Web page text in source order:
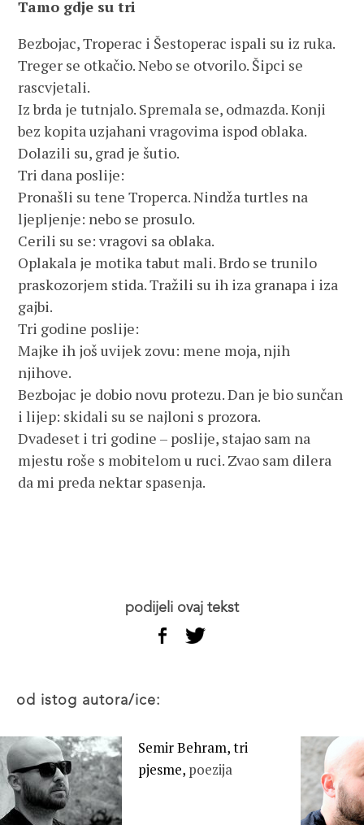
Tamo gdje su tri
Bezbojac, Troperac i Šestoperac ispali su iz ruka.
Treger se otkačio. Nebo se otvorilo. Šipci se
rascvjetali.
Iz brda je tutnjalo. Spremala se, odmazda. Konji
bez kopita uzjahani vragovima ispod oblaka.
Dolazili su, grad je šutio.
Tri dana poslije:
Pronašli su tene Troperca. Nindža turtles na
ljepljenje: nebo se prosulo.
Cerili su se: vragovi sa oblaka.
Oplakala je motika tabut mali. Brdo se trunilo
praskozorjem stida. Tražili su ih iza granapa i iza
gajbi.
Tri godine poslije:
Majke ih još uvijek zovu: mene moja, njih
njihove.
Bezbojac je dobio novu protezu. Dan je bio sunčan
i lijep: skidali su se najloni s prozora.
Dvadeset i tri godine – poslije, stajao sam na
mjestu roše s mobitelom u ruci. Zvao sam dilera
da mi preda nektar spasenja.
podijeli ovaj tekst
od istog autora/ice:
Semir Behram, tri
pjesme, poezija